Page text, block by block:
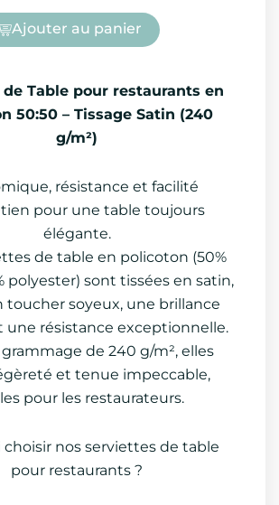
Ajouter au panier
Table pour restaurants en
50:50 – Tissage Satin (240
g/m²)
résistance et facilité
pour une table toujours
élégante.
de table en policoton (50%
polyester) sont tissées en satin,
toucher soyeux, une brillance
une résistance exceptionnelle.
de 240 g/m², elles
et tenue impeccable,
pour les restaurateurs.
choisir nos serviettes de table
pour restaurants ?